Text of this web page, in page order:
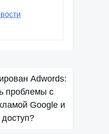
Adwords:
проблемы с
Google и
доступ?